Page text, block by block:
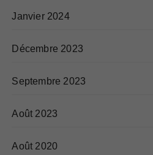
Janvier 2024
Décembre 2023
Septembre 2023
Août 2023
Août 2020